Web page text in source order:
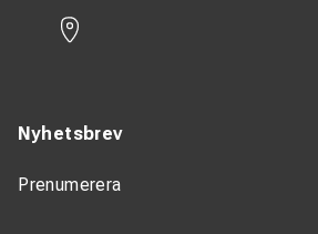
Nyhetsbrev
Prenumerera